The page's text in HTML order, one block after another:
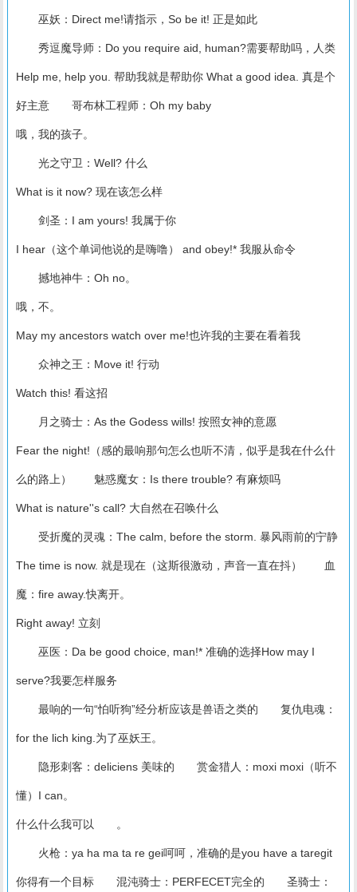
巫妖：Direct me!请指示，So be it! 正是如此
秀逗魔导师：Do you require aid, human?需要帮助吗，人类
Help me, help you. 帮助我就是帮助你 What a good idea. 真是个
好主意 哥布林工程师：Oh my baby
哦，我的孩子。
光之守卫：Well? 什么
What is it now? 现在该怎么样
剑圣：I am yours! 我属于你
I hear（这个单词他说的是嗨噜） and obey!* 我服从命令
撼地神牛：Oh no。
哦，不。
May my ancestors watch over me!也许我的主要在看着我
众神之王：Move it! 行动
Watch this! 看这招
月之骑士：As the Godess wills! 按照女神的意愿
Fear the night!（感的最响那句怎么也听不清，似乎是我在什么什
么的路上） 魅惑魔女：Is there trouble? 有麻烦吗
What is nature''s call? 大自然在召唤什么
受折魔的灵魂：The calm, before the storm. 暴风雨前的宁静
The time is now. 就是现在（这斯很激动，声音一直在抖） 血
魔：fire away.快离开。
Right away! 立刻
巫医：Da be good choice, man!* 准确的选择How may I
serve?我要怎样服务
最响的一句“怕听狗”经分析应该是兽语之类的 复仇电魂：
for the lich king.为了巫妖王。
隐形刺客：deliciens 美味的 赏金猎人：moxi moxi（听不
懂）I can。
什么什么我可以 。
火枪：ya ha ma ta re gei呵呵，准确的是you have a taregit
你得有一个目标 混沌骑士：PERFECET完全的 圣骑士：